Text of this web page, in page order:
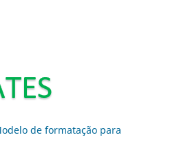
de formatação para